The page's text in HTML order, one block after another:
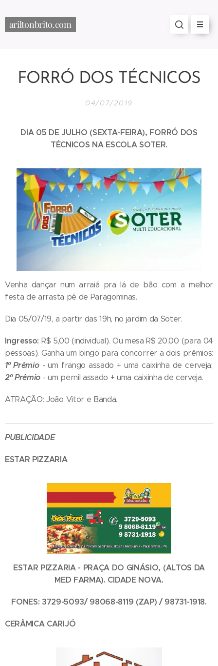
ariltonbrito.com
FORRÓ DOS TÉCNICOS
04/07/2019
DIA 05 DE JULHO (SEXTA-FEIRA), FORRÓ DOS
TÉCNICOS NA ESCOLA SOTER.
Venha dançar num arraiá pra lá de bão com a melhor
festa de arrasta pé de Paragominas.
Dia 05/07/19, a partir das 19h, no jardim da Soter.
Ingresso: R$ 5,00 (individual). Ou mesa R$ 20,00 (para 04
pessoas). Ganha um bingo para concorrer a dois prêmios:
1º Prêmio- um frango assado + uma caixinha de cerveja;
2º Prêmio - um pernil assado + uma caixinha de cerveja.
ATRAÇÃO: João Vitor e Banda.
PUBLICIDADE
ESTAR PIZZARIA
ESTAR PIZZARIA - PRAÇA DO GINÁSIO, (ALTOS DA
MED FARMA). CIDADE NOVA.
FONES: 3729-5093/ 98068-8119 (ZAP) / 98731-1918.
CERÂMICA CARIJÓ